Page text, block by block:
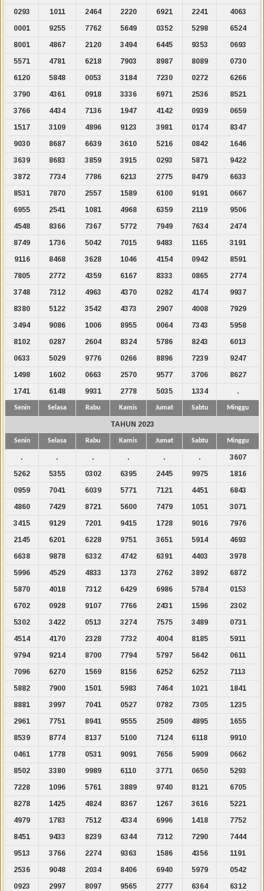
0293
1011 2464 2220 6921 2241
4063
0001
9255 7762 5649 0352 5298
6524
8001
4867 2120 3494 6445 9353
0693
5571
4781 6218 7903 8987 8089
0730
6120
5848 0053 3184 7230 0272
6266
3790
4361 0918 3336 6971 2536
8521
3766
4434 7136 1947 4142 0939
0659
1517
3109 4896 9123 3981 0174
8347
9030
8687 6639 3610 5216 0842
1646
3639
8683 3859 3915 0293 5871
9422
3872
7734 7786 6213 2775 8479
6633
8531
7870 2557 1589 6100 9191
0667
6955
2541 1081 4968 6359 2119
9506
4548
8366 7367 5772 7949 7634
2474
8749
1736 5042 7015 9483 1165
3191
9116
8468 3628 1046 4154 0942
8591
7805
2772 4359 6167 8333 0865
2774
3748
7312 4963 4370 0282 4174
9937
8380
5122 3542 4373 2907 4008
7929
3494
9086 1006 8955 0064 7343
5958
8102
0287 2604 8324 5786 8243
6013
0633
5029 9776 0266 8896 7239
9247
1498
1602 0663 2570 9577 3706
8627
1741
6148 9931 2778 5035 1334 .
Senin Selasa Rabu Kamis Jumat Sabtu Minggu
TAHUN 2023
Senin Selasa Rabu Kamis Jumat Sabtu Minggu
. . . . . .
3607
5262
5355 0302 6395 2445 9975
1816
0959
7041 6039 5771 7121 4451
6843
4860
7429 8721 5600 7479 1051
3071
3415
9129 7201 9415 1728 9016
7976
2145
6201 6228 9751 3651 5914
4693
6638
9878 6332 4742 6391 4403
3978
5996
4529 4833 1373 2762 3892
6872
5870
4018 7312 6429 6986 5784
0153
6702
0928 9107 7766 2431 1596
2302
5302
3422 0513 3274 7575 3489
0731
4514
4170 2328 7732 4004 8185
5911
9794
9214 8700 7794 5797 5642
0611
7096
6270 1569 8156 6252 6252
7113
5882
7900 1501 5983 7464 1021
1841
8881
3997 7041 0527 0782 7305
1235
2961
7751 8941 9555 2509 4895
1655
8539
8774 8137 5100 7124 6118
9910
0461
1778 0531 9091 7656 5909
0662
8502
3380 9989 6110 3771 0650
5293
7228
1096 5761 3889 9740 8121
6705
8278
1425 4824 8367 1267 3616
5221
4979
1783 7512 4334 6996 1418
7752
8451
9433 8239 6344 7312 7290
7444
9513
3766 2274 9363 1586 4356
1191
2536
9048 2034 8406 6940 5979
0542
0923
2997 8097 9565 2777 6364
6312